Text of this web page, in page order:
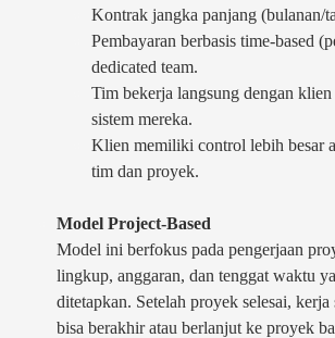
Kontrak jangka panjang (bulanan/
Pembayaran berbasis time-based
dedicated team.
Tim bekerja langsung dengan
sistem mereka.
Klien memiliki control lebih besar
tim dan proyek.
Model Project-Based
Model ini berfokus pada pengerjaan
lingkup, anggaran, dan tenggat waktu
ditetapkan. Setelah proyek selesai, kerja
bisa berakhir atau berlanjut ke proyek